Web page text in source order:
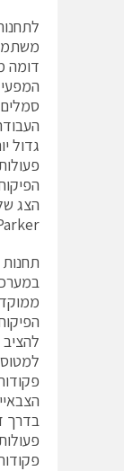
דומה
גדול
הצג